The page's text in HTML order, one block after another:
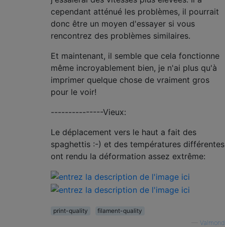
cependant atténué les problèmes, il pourrait
donc être un moyen d'essayer si vous
rencontrez des problèmes similaires.
Et maintenant, il semble que cela fonctionne
même incroyablement bien, je n'ai plus qu'à
imprimer quelque chose de vraiment gros
pour le voir!
---------------Vieux:
Le déplacement vers le haut a fait des
spaghettis :-) et des températures différentes
ont rendu la déformation assez extrême:
print-quality
filament-quality
Valmond